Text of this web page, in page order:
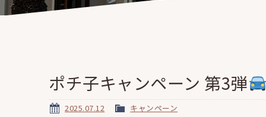
ポチ子キャンペーン 第3弾
2025.07.12 キャンペーン